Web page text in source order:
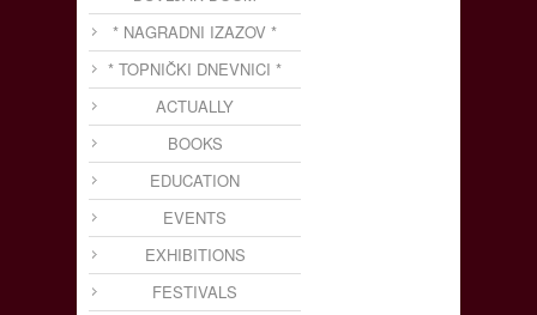
* NAGRADNI IZAZOV *
* TOPNIČKI DNEVNICI *
ACTUALLY
BOOKS
EDUCATION
EVENTS
EXHIBITIONS
FESTIVALS